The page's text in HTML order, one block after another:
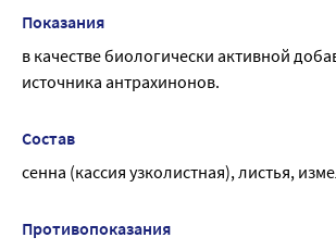
Продолжительность приема: 2-3 недели.
При необходимости прием можно
Показания
в качестве биологически активной
источника антрахинонов.
Состав
сенна (кассия узколистная), листья,
Противопоказания